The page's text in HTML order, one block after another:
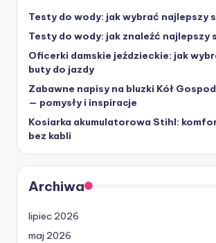
Testy do wody: jak wybrać najlepszy
Testy do wody: jak znaleźć najlepszy
Oficerki damskie jeździeckie: jak
buty do jazdy
Zabawne napisy na bluzki Kół
— pomysły i inspiracje
Kosiarka akumulatorowa Stihl:
bez kabli
Archiwa
lipiec 2026
maj 2026